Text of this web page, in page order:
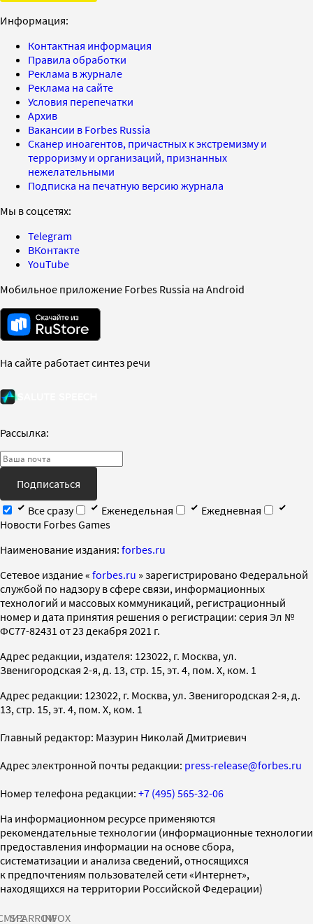
Информация:
Контактная информация
Правила обработки
Реклама в журнале
Реклама на сайте
Условия перепечатки
Архив
Вакансии в Forbes Russia
Сканер иноагентов, причастных к экстремизму и
терроризму и организаций, признанных
нежелательными
Подписка на печатную версию журнала
Мы в соцсетях:
Telegram
ВКонтакте
YouTube
Мобильное приложение Forbes Russia на Android
На сайте работает синтез речи
Рассылка:
Подписаться
Все сразу
Еженедельная
Ежедневная
Новости Forbes Games
Наименование издания: forbes.ru
Cетевое издание « forbes.ru » зарегистрировано Федеральной
службой по надзору в сфере связи, информационных
технологий и массовых коммуникаций, регистрационный
номер и дата принятия решения о регистрации: серия Эл №
ФС77-82431 от 23 декабря 2021 г.
Адрес редакции, издателя: 123022, г. Москва, ул.
Звенигородская 2-я, д. 13, стр. 15, эт. 4, пом. X, ком. 1
Адрес редакции: 123022, г. Москва, ул. Звенигородская 2-я, д.
13, стр. 15, эт. 4, пом. X, ком. 1
Главный редактор: Мазурин Николай Дмитриевич
Адрес электронной почты редакции: press-release@forbes.ru
Номер телефона редакции: +7 (495) 565-32-06
На информационном ресурсе применяются
рекомендательные технологии (информационные технологии
предоставления информации на основе сбора,
систематизации и анализа сведений, относящихся
к предпочтениям пользователей сети «Интернет»,
находящихся на территории Российской Федерации)
SPARROWINFOX